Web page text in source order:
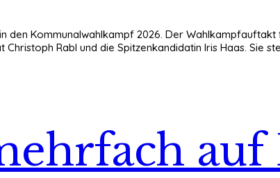
den Kommunalwahlkampf 2026. Der
Rabl und die Spitzenkandidatin Iris Haas. Sie
auf